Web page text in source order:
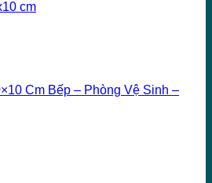
Cm Bếp – Phòng Vệ Sinh –